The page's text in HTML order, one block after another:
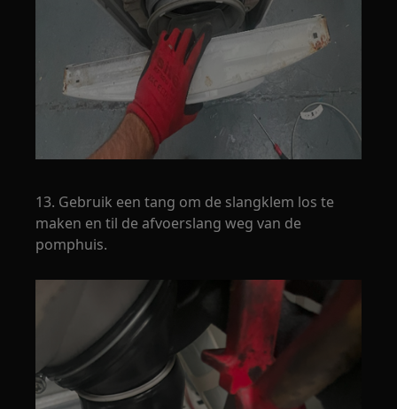
13. Gebruik een tang om de slangklem los te
maken en til de afvoerslang weg van de
pomphuis.